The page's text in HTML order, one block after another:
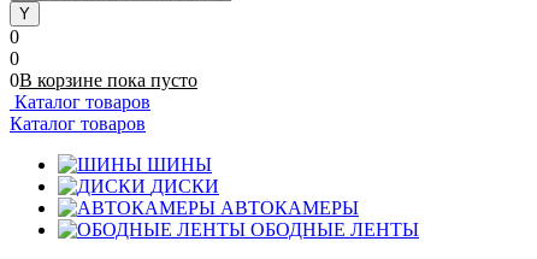
0
0
0В корзине пока пусто
Каталог товаров
Каталог товаров
ШИНЫ
ДИСКИ
АВТОКАМЕРЫ
ОБОДНЫЕ ЛЕНТЫ